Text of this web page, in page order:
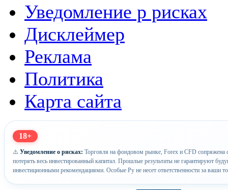
Уведомление р рисках
Дисклеймер
Реклама
Политика
Карта сайта
18+
⚠️ Уведомление о рисках: Торговля на фондовом рынке, Forex и CFD сопряжена
потерять весь инвестированный капитал. Прошлые результаты не гарантируют
инвестиционными рекомендациями. Особые Ру не несет ответственности за ваши